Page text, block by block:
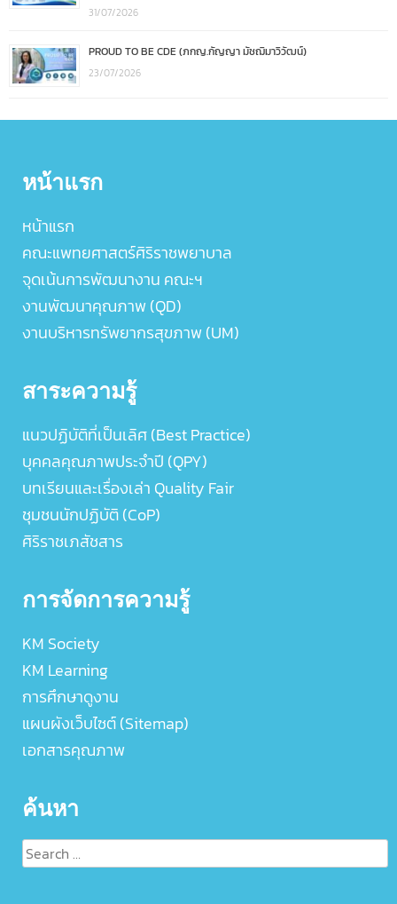
31/07/2026
PROUD TO BE CDE (ภกญ.กัญญา มัชฌิมาวิวัฒน์)
23/07/2026
หน้าแรก
หน้าแรก
คณะแพทยศาสตร์ศิริราชพยาบาล
จุดเน้นการพัฒนางาน คณะฯ
งานพัฒนาคุณภาพ (QD)
งานบริหารทรัพยากรสุขภาพ (UM)
สาระความรู้
แนวปฏิบัติที่เป็นเลิศ (Best Practice)
บุคคลคุณภาพประจำปี (QPY)
บทเรียนและเรื่องเล่า Quality Fair
ชุมชนนักปฏิบัติ (CoP)
ศิริราชเภสัชสาร
การจัดการความรู้
KM Society
KM Learning
การศึกษาดูงาน
แผนผังเว็บไซต์ (Sitemap)
เอกสารคุณภาพ
ค้นหา
Search
for: